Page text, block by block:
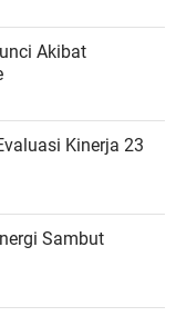
Akibat
Kinerja 23
Sambut